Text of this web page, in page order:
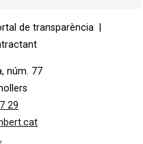
de transparència
núm. 77
29